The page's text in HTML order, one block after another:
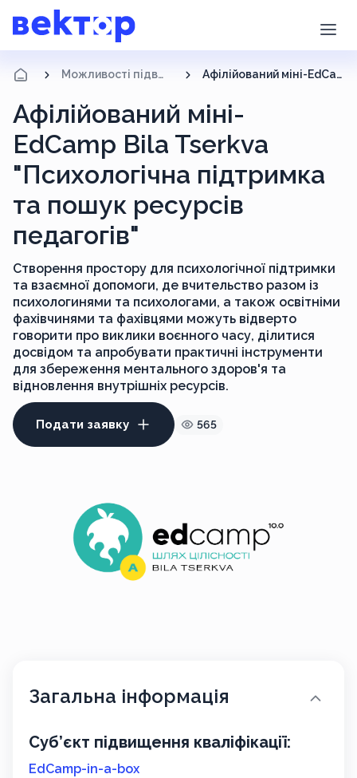
Можливості підвищення кваліфікації Афілійований міні-EdCamp Bila Tserkva "Психологічна підтримка та пошук ресурсів педагогів"
Афілійований міні-
EdCamp Bila Tserkva
"Психологічна підтримка
та пошук ресурсів
педагогів"
Створення простору для психологічної підтримки
та взаємної допомоги, де вчительство разом із
психологинями та психологами, а також освітніми
фахівчинями та фахівцями можуть відверто
говорити про виклики воєнного часу, ділитися
досвідом та апробувати практичні інструменти
для збереження ментального здоров'я та
відновлення внутрішніх ресурсів.
Подати заявку 565
Загальна інформація
Суб’єкт підвищення кваліфікації:
EdCamp-in-a-box